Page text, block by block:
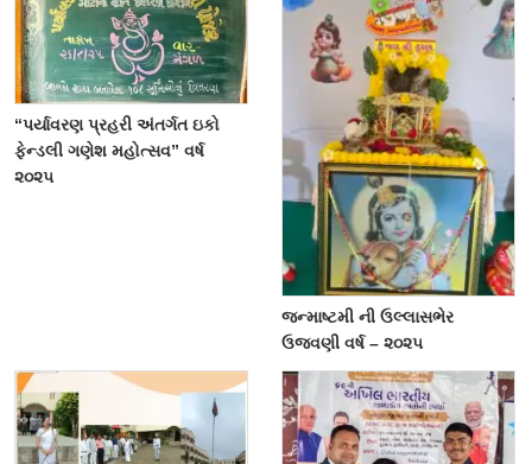
“પર્યાવરણ પ્રહરી અંતર્ગત ઇકો
ફેન્ડલી ગણેશ મહોત્સવ” વર્ષ
૨૦૨૫
જન્માષ્ટમી ની ઉલ્લાસભેર
ઉજવણી વર્ષ – ૨૦૨૫